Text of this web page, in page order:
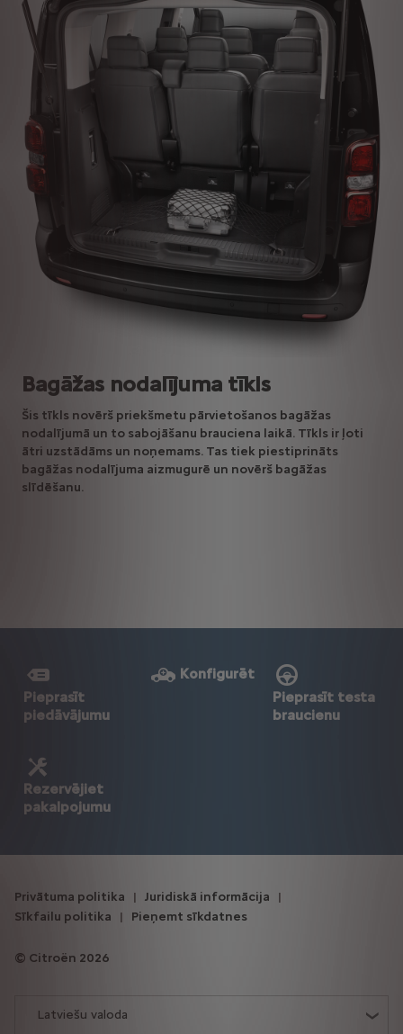
Bagāžas nodalījuma tīkls
Šis tīkls novērš priekšmetu pārvietošanos bagāžas
nodalījumā un to sabojāšanu brauciena laikā. Tīkls ir ļoti
ātri uzstādāms un noņemams. Tas tiek piestiprināts
bagāžas nodalījuma aizmugurē un novērš bagāžas
slīdēšanu.
Pieprasīt
piedāvājumu
Konfigurēt
Pieprasīt testa
braucienu
Rezervējiet
pakalpojumu
Latviešu valoda
Citroën 2026
Privātuma politika
Juridiskā informācija
Sīkfailu politika
Pieņemt sīkdatnes